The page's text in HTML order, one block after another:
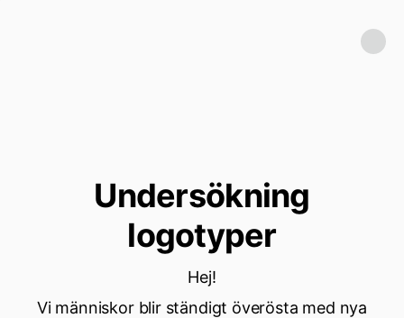
Undersökning
logotyper
Hej!
Vi människor blir ständigt överösta med nya